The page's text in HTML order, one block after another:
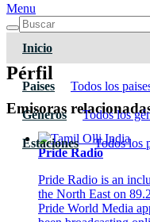
Menu
Inicio
Paises Todos los
Géneros Todos los
Estaciones Todos los
Pérfil
Emisoras
Pride Radio
Pride Radio is an
the North East on
Pride World Media